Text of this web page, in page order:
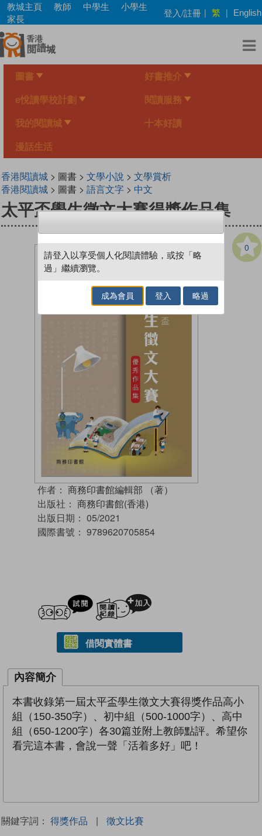
Skip
main
content
教城主頁 教師 中學生
小學生
家長
登入/註冊 | 繁 | English
圖書 好書推介
e悅讀學校計劃 閱讀服務
我的閱讀城 十本好讀
漫話生活
香港閱讀城> 圖書 > 文學小說 > 文學賞析
香港閱讀城> 圖書 > 語言文字> 中文
太平盃學生徵文大賽得獎作品集
0
作者： 商務印書館編輯部 （著）
出版社： 商務印書館(香港)
出版日期： 05/2021
國際書號： 9789620705854
試閲
借閱實體書
內容簡介
本書收錄第一屆太平盃學生徵文大賽得獎作品高小
組（150-350字）、初中組（500-1000字）、高中
組（650-1200字）各30篇並附上教師點評。希望你
看完這本書，會說一聲「活着多好」吧！
關鍵字詞： 得獎作品 | 徵文比賽
請登入以享受個人化閱讀體驗，或按「略
過」繼續瀏覽。
成為會員 登入 略過